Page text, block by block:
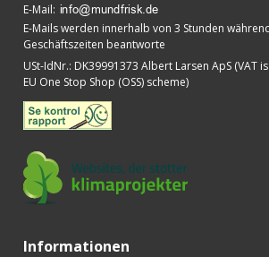
E-Mail:
E-Mails werden innerhalb von 3 Stunden
Geschäftszeiten beantworte
USt-IdNr.: DK39991373 Albert Larsen ApS (VAT
EU One Stop Shop (OSS) scheme)
Informationen